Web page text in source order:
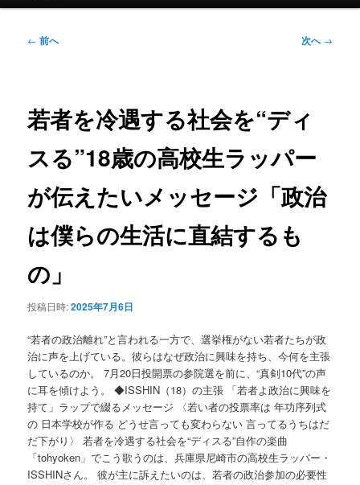
投
ゲ
ー
ョ
ン
← 前へ 次へ→
若者を冷遇する社会を“ディ
スる”18歳の高校生ラッパー
が伝えたいメッセージ「政治
は僕らの生活に直結するも
の」
投稿日時:2025年7月6日
“若者の政治離れ”と言われる一方で、選挙権がない若者たちが政
治に声を上げている。彼らはなぜ政治に興味を持ち、今何を主張
しているのか。 7月20日投開票の参院選を前に、“真剣10代”の声
に耳を傾けよう。 ◆ISSHIN（18）の主張 「若者よ政治に興味を
持て」ラップで綴るメッセージ 〈若い者の投票率は 年功序列式
の 日本学校が作る どうせ言っても変わらない 言ってるうちはだ
だ下がり〉 若者を冷遇する社会を“ディスる”自作の楽曲
「tohyoken」でこう歌うのは、兵庫県尼崎市の高校生ラッパー・
ISSHINさん。 彼が主に訴えたいのは、若者の政治参加の必要性